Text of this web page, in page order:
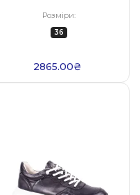
Розміри:
36
2865.00₴